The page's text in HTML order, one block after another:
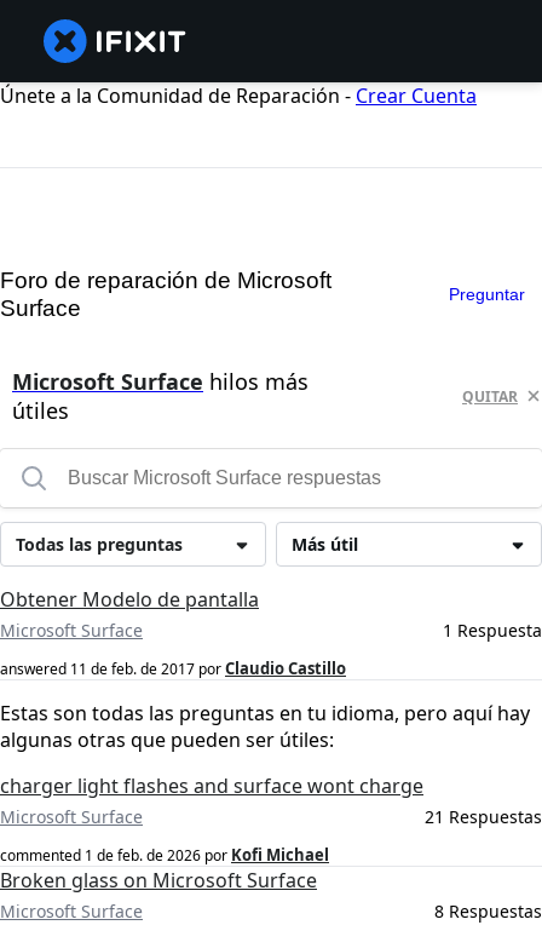
Únete a la Comunidad de Reparación - Crear Cuenta
Foro de reparación de Microsoft
Surface
Preguntar
Microsoft Surface hilos más
útiles
QUITAR
Más útil
Todas las preguntas
Obtener Modelo de pantalla
Microsoft Surface 1 Respuesta
answered 11 de feb. de 2017 porClaudio Castillo
Estas son todas las preguntas en tu idioma, pero aquí hay
algunas otras que pueden ser útiles:
charger light flashes and surface wont charge
Microsoft Surface 21 Respuestas
commented 1 de feb. de 2026 por Kofi Michael
Broken glass on Microsoft Surface
Microsoft Surface 8 Respuestas